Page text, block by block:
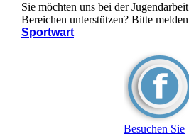
Sie möchten uns bei der
Bereichen unterstützen? Bitte
Sportwart
Besuchen Sie